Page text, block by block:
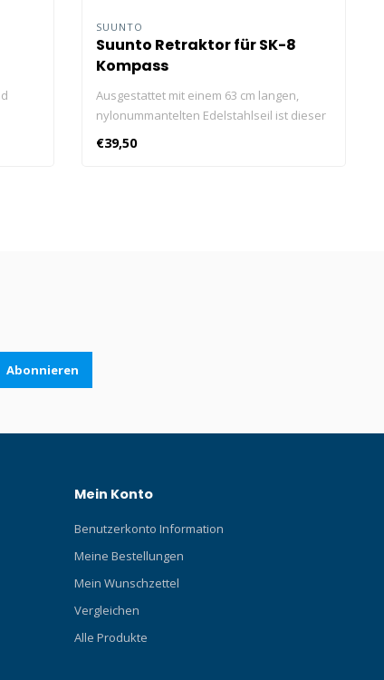
SUUNTO
Suunto Retraktor für SK-8
Kompass
Ausgestattet mit einem 63 cm langen,
nylonummantelten Edelstahlseil ist dieser
Retraktor selbstreinigend, einfach zu
montieren und seewasserbeständig. Der
€39,50
Abonnieren
Mein Konto
Benutzerkonto Information
Meine Bestellungen
Mein Wunschzettel
Vergleichen
Alle Produkte